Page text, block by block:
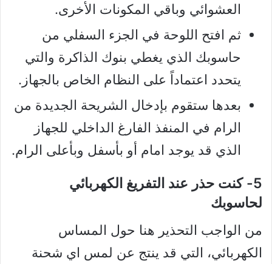
العشوائي وباقي المكونات الأخرى.
ثم افتح اللوحة في الجزء السفلي من
حاسوبك الذي يغطي بنوك الذاكرة والتي
يتحدد اعتماداً على النظام الخاص بالجهاز.
بعدها ستقوم بإدخال الشريحة الجديدة من
الرام في المنفذ الفارغ الداخلي للجهاز
الذي قد يوجد امام أو بأسفل وبأعلى الرام.
5- كنت حذر عند التفريغ الكهربائي
لحاسوبك
من الواجب التحذير هنا حول المساس
الكهربائي، التي قد ينتج عن لمس اي شحنة